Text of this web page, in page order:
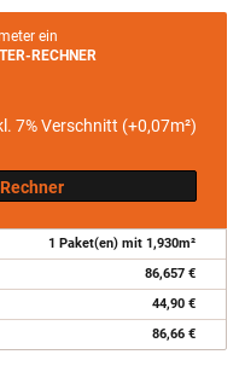
ein
RECHNER
7% Verschnitt (+0,07m²)
1 Paket(en) mit 1,930m²
86,657 €
44,90 €
86,66 €